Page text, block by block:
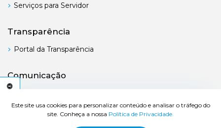
Este site usa cookies para personalizar conteúdo e analisar o tráfego do
site. Conheça a nossa Política de Privacidade.
Serviços para Servidor
Transparência
Portal da Transparência
Comunicação